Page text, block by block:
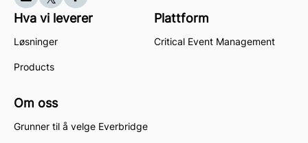
Hva vi leverer
Løsninger
Products
Plattform
Critical Event Management
Om oss
Grunner til å velge Everbridge